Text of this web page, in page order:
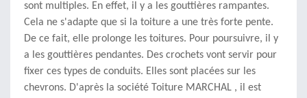
sont multiples. En effet, il y a les gouttières rampantes.
Cela ne s'adapte que si la toiture a une très forte pente.
De ce fait, elle prolonge les toitures. Pour poursuivre, il y
a les gouttières pendantes. Des crochets vont servir pour
fixer ces types de conduits. Elles sont placées sur les
chevrons. D'après la société Toiture MARCHAL , il est